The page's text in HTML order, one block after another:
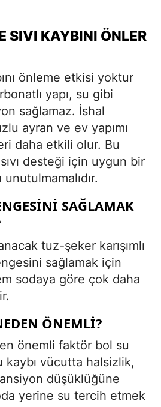
SIVI KAYBINI ÖNLER
önleme etkisi yoktur
yapı, su gibi
sağlamaz. İshal
ayran ve ev yapımı
daha etkili olur. Bu
desteği için uygun bir
SAĞLAMAK
tuz-şeker karışımlı
sağlamak için
sodaya göre çok daha
ÖNEMLI?
önemli faktör bol su
vücutta halsizlik,
düşüklüğüne
yerine su tercih etmek